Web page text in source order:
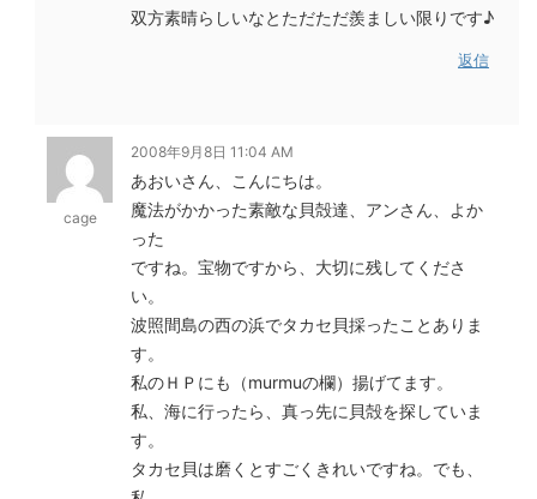
双方素晴らしいなとただただ羨ましい限りです♪
返信
cage
2008年9月8日 11:04 AM
あおいさん、こんにちは。
魔法がかかった素敵な貝殻達、アンさん、よか
った
ですね。宝物ですから、大切に残してくださ
い。
波照間島の西の浜でタカセ貝採ったことありま
す。
私のＨＰにも（murmuの欄）揚げてます。
私、海に行ったら、真っ先に貝殻を探していま
す。
タカセ貝は磨くとすごくきれいですね。でも、